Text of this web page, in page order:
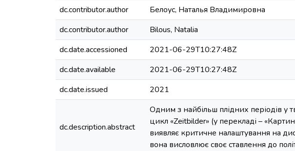
dc.contributor.author
Белоус, Наталья Владимировна
dc.contributor.author
Bilous, Natalia
dc.date.accessioned
2021-06-29T10:27:48Z
dc.date.available
2021-06-29T10:27:48Z
dc.date.issued
2021
dc.description.abstract
Одним з найбільш плідних періодів у
цикл «Zeitbilder» (у перекладі –
виявляє критичне налаштування на
вона висловлює своє ставлення до